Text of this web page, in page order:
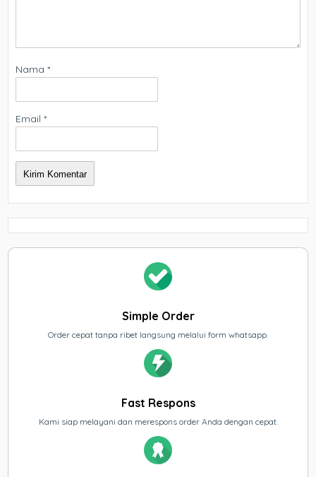
Nama*
Email*
Simple Order
Order cepat tanpa ribet langsung melalui form whatsapp.
Fast Respons
Kami siap melayani dan merespons order Anda dengan cepat.